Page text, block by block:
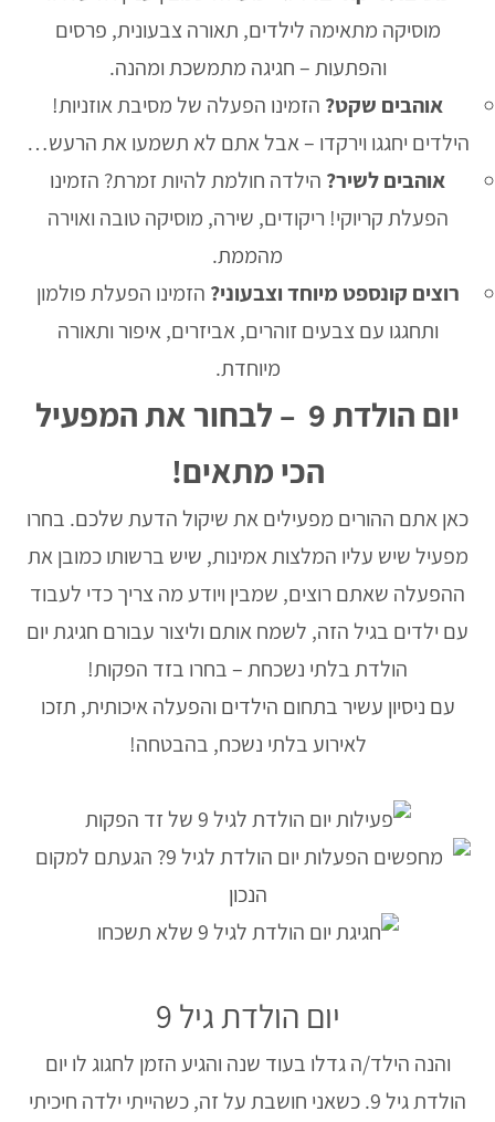
מוסיקה מתאימה לילדים, תאורה צבעונית, פרסים
והפתעות – חגיגה מתמשכת ומהנה.
אוהבים שקט? הזמינו הפעלה של מסיבת אוזניות!
הילדים יחגגו וירקדו – אבל אתם לא תשמעו את הרעש…
אוהבים לשיר? הילדה חולמת להיות זמרת? הזמינו
הפעלת קריוקי! ריקודים, שירה, מוסיקה טובה ואוירה
מהממת.
רוצים קונספט מיוחד וצבעוני? הזמינו הפעלת פולמון
ותחגגו עם צבעים זוהרים, אביזרים, איפור ותאורה
מיוחדת.
יום הולדת 9
– לבחור את המפעיל
הכי מתאים!
כאן אתם ההורים מפעילים את שיקול הדעת שלכם. בחרו
מפעיל שיש עליו המלצות אמינות, שיש ברשותו כמובן את
ההפעלה שאתם רוצים, שמבין ויודע מה צריך כדי לעבוד
עם ילדים בגיל הזה, לשמח אותם וליצור עבורם חגיגת יום
הולדת בלתי נשכחת – בחרו בזד הפקות!
עם ניסיון עשיר בתחום הילדים והפעלה איכותית, תזכו
לאירוע בלתי נשכח, בהבטחה!
יום הולדת גיל 9
והנה הילד/ה גדלו בעוד שנה והגיע הזמן לחגוג לו יום
הולדת גיל 9. כשאני חושבת על זה, כשהייתי ילדה חיכיתי